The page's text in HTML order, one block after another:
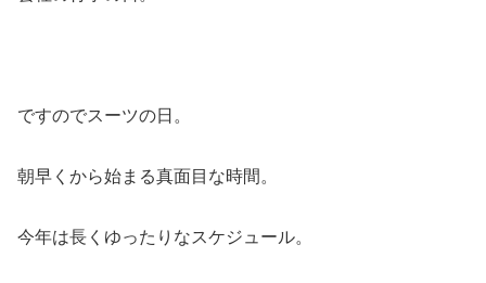
ですのでスーツの日。
朝早くから始まる真面目な時間。
今年は長くゆったりなスケジュール。